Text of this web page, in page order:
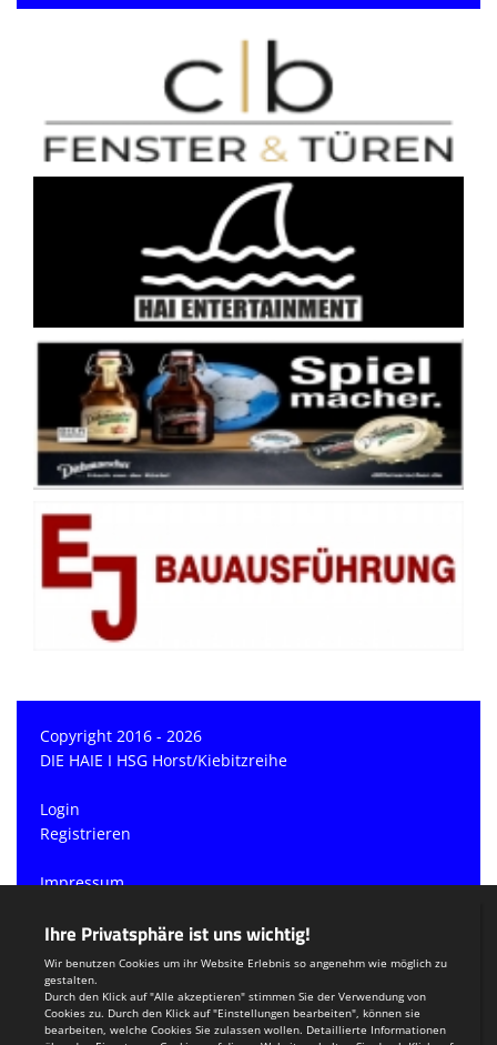
Copyright 2016 - 2026
DIE HAIE I HSG Horst/Kiebitzreihe
Login
Registrieren
Impressum
Teamsports 2
Dein Sportverein online